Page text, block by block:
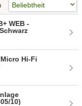
WEB -
Hi-Fi
10)